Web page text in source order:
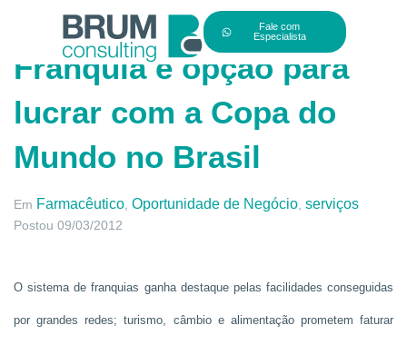
Fale com
Especialista
Franquia é opção para
lucrar com a Copa do
Mundo no Brasil
Em Farmacêutico Oportunidade de Negócio serviços
Postou 09/03/2012
O sistema de franquias ganha destaque pelas facilidades conseguidas
por grandes redes; turismo, câmbio e alimentação prometem faturar